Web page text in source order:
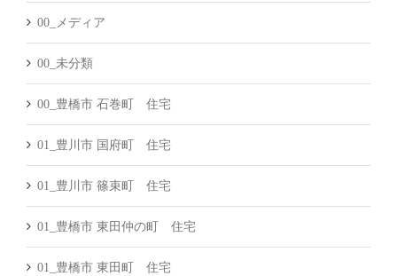
00_メディア
00_未分類
00_豊橋市 石巻町 住宅
01_豊川市 国府町 住宅
01_豊川市 篠束町 住宅
01_豊橋市 東田仲の町 住宅
01_豊橋市 東田町 住宅